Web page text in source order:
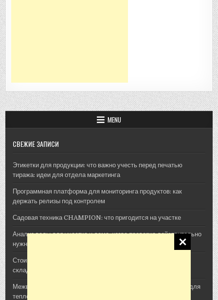
MENU
СВЕЖИЕ ЗАПИСИ
Этикетки для продукции: что важно учесть перед печатью
тиража: идеи для отдела маркетинга
Программная платформа для мониторинга продуктов: как
держать релизы под контролем
Садовая техника CHAMPION: что пригодится на участке
Анализ воды для участка и дома: когда проверка действительно
нужна
Стоимость архитектурной 3D-визуализации: из чего
складывается смета проекта
Межвенцовый утеплитель Политерм: как выбрать материал для
теплого деревянного дома